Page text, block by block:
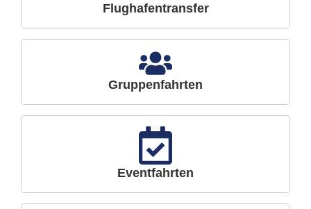
Flughafentransfer
Gruppenfahrten
Eventfahrten